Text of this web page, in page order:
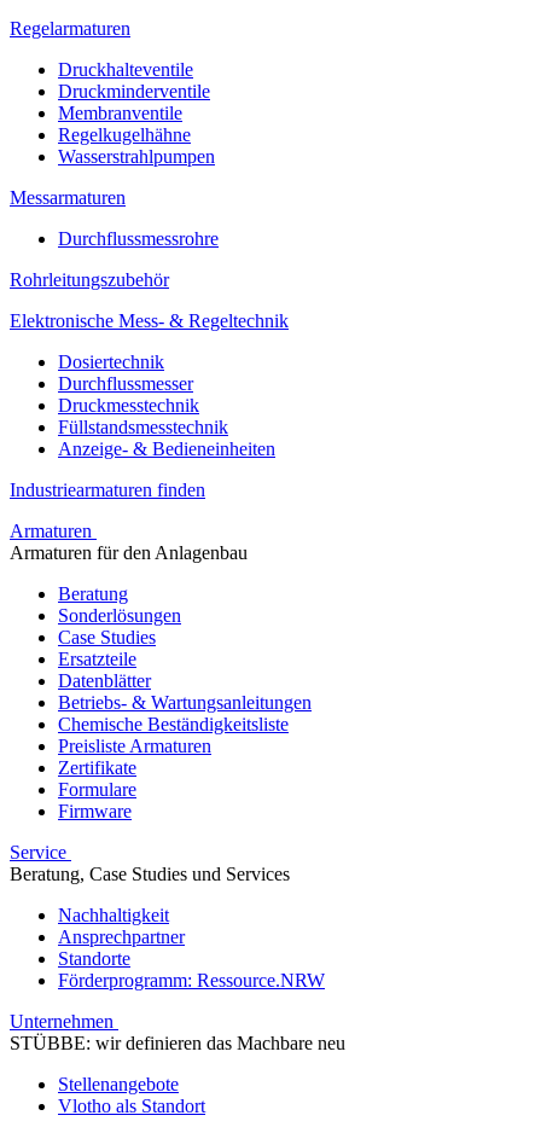
Regelarmaturen
Druckhalteventile
Druckminderventile
Membranventile
Regelkugelhähne
Wasserstrahlpumpen
Messarmaturen
Durchflussmessrohre
Rohrleitungszubehör
Elektronische Mess- & Regeltechnik
Dosiertechnik
Durchflussmesser
Druckmesstechnik
Füllstandsmesstechnik
Anzeige- & Bedieneinheiten
Industriearmaturen finden
Armaturen
Armaturen für den Anlagenbau
Beratung
Sonderlösungen
Case Studies
Ersatzteile
Datenblätter
Betriebs- & Wartungsanleitungen
Chemische Beständigkeitsliste
Preisliste Armaturen
Zertifikate
Formulare
Firmware
Service
Beratung, Case Studies und Services
Nachhaltigkeit
Ansprechpartner
Standorte
Förderprogramm: Ressource.NRW
Unternehmen
STÜBBE: wir definieren das Machbare neu
Stellenangebote
Vlotho als Standort